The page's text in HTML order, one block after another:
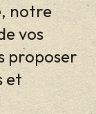
notre
vos
proposer
et